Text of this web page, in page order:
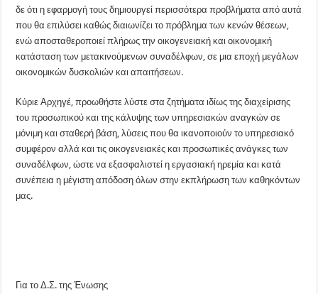
δε ότι η εφαρμογή τους δημιουργεί περισσότερα προβλήματα από αυτά
που θα επιλύσει καθώς διαιωνίζει το πρόβλημα των κενών θέσεων,
ενώ αποσταθεροποιεί πλήρως την οικογενειακή και οικονομική
κατάσταση των μετακινούμενων συναδέλφων, σε μια εποχή μεγάλων
οικονομικών δυσκολιών και απαιτήσεων.
Κύριε Αρχηγέ, προωθήστε λύστε στα ζητήματα ιδίως της διαχείρισης
του προσωπικού και της κάλυψης των υπηρεσιακών αναγκών σε
μόνιμη και σταθερή βάση, λύσεις που θα ικανοποιούν το υπηρεσιακό
συμφέρον αλλά και τις οικογενειακές και προσωπικές ανάγκες των
συναδέλφων, ώστε να εξασφαλιστεί η εργασιακή ηρεμία και κατά
συνέπεια η μέγιστη απόδοση όλων στην εκπλήρωση των καθηκόντων
μας.
Για το Δ.Σ. της Ένωσης